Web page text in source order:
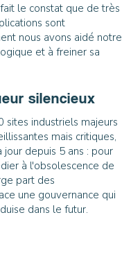
le constat que de très
sont
nous avons aidé notre
et à freiner sa
silencieux
sites industriels majeurs
mais critiques,
depuis 5 ans : pour
à l'obsolescence de
part des
une gouvernance qui
dans le futur.